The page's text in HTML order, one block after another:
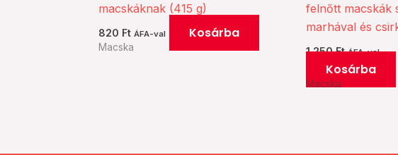
macskáknak (415 g)
820 Ft ÁFA-val Kosárba
Macska
felnőtt macskák
marhával és
1.250Ft ÁFA-val
Kosárba
Macska